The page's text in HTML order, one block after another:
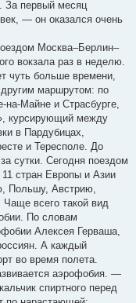
За первый месяц
— он оказался очень
Москва–Берлин–
вокзала раз в неделю.
чуть больше времени,
маршрутом: по
Майне и Страсбурге,
курсирующий между
в Пардубицах,
и Тересполе. До
сутки. Сегодня поездом
11 стран Европы и Азии
Польшу, Австрию,
всего такой вид
По словам
Алексея Герваша,
А каждый
во время полета.
аэрофобия. —
спиртного перед